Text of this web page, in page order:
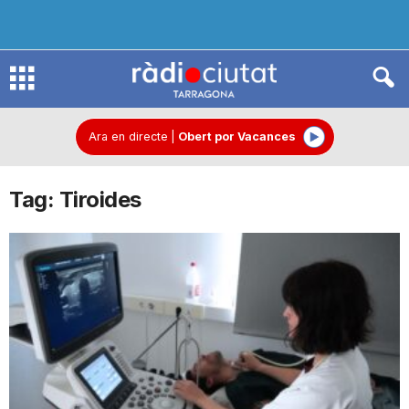
R
d
i
o
Ara en directe Obert por Vacances
Tag: Tiroides